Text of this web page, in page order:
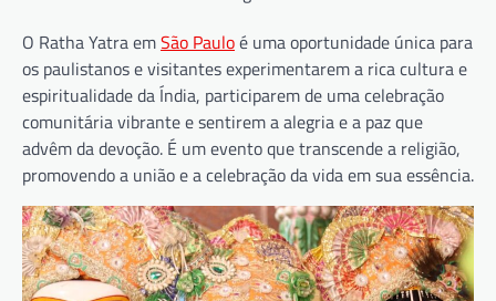
O Ratha Yatra emSão Pauloé uma oportunidade única para
os paulistanos e visitantes experimentarem a rica cultura e
espiritualidade da Índia, participarem de uma celebração
comunitária vibrante e sentirem a alegria e a paz que
advêm da devoção. É um evento que transcende a religião,
promovendo a união e a celebração da vida em sua essência.